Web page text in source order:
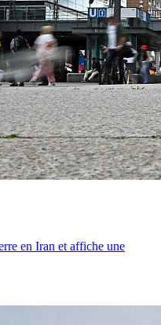
en Iran et affiche une